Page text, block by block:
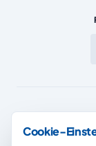
Cookie-